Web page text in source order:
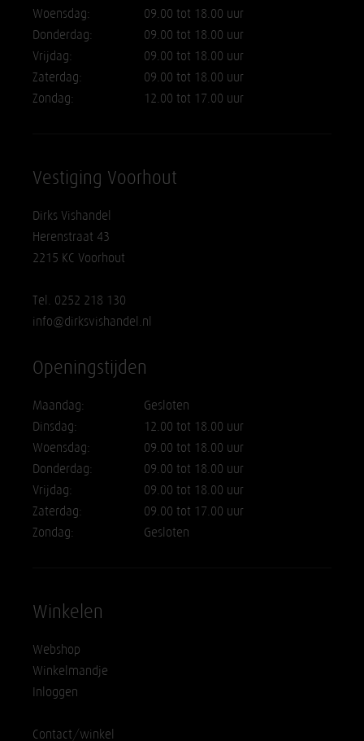
Woensdag:
09.00 tot 18.00 uur
Donderdag:
09.00 tot 18.00 uur
Vrijdag:
09.00 tot 18.00 uur
Zaterdag:
09.00 tot 18.00 uur
Zondag:
12.00 tot 17.00 uur
Vestiging Voorhout
Dirks Vishandel
Herenstraat 43
2215 KC Voorhout
Tel. 0252 218 130
info@dirksvishandel.nl
Openingstijden
Maandag:
Gesloten
Dinsdag:
12.00 tot 18.00 uur
Woensdag:
09.00 tot 18.00 uur
Donderdag:
09.00 tot 18.00 uur
Vrijdag:
09.00 tot 18.00 uur
Zaterdag:
09.00 tot 17.00 uur
Zondag:
Gesloten
Winkelen
Webshop
Winkelmandje
Inloggen
Contact/winkel